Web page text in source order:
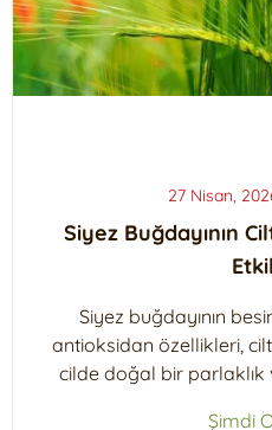
27 Nisan,
Siyez Buğdayının
Siyez buğdayının
antioksidan özellikleri, cilt
cilde doğal bir parlaklık
Şimdi